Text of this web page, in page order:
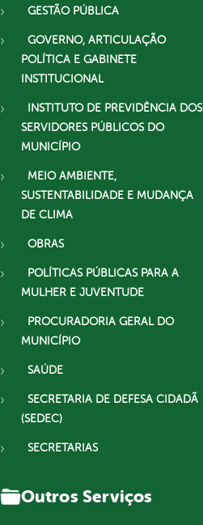
GESTÃO PÚBLICA
GOVERNO, ARTICULAÇÃO
POLÍTICA E GABINETE
INSTITUCIONAL
INSTITUTO DE PREVIDÊNCIA DOS
SERVIDORES PÚBLICOS DO
MUNICÍPIO
MEIO AMBIENTE,
SUSTENTABILIDADE E MUDANÇA
DE CLIMA
OBRAS
POLÍTICAS PÚBLICAS PARA A
MULHER E JUVENTUDE
PROCURADORIA GERAL DO
MUNICÍPIO
SAÚDE
SECRETARIA DE DEFESA CIDADÃ
(SEDEC)
SECRETARIAS
Outros Serviços